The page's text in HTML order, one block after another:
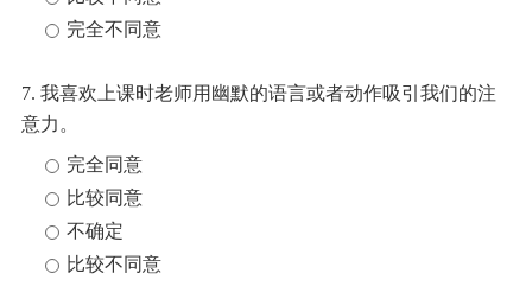
完全不同意
7. 我喜欢上课时老师用幽默的语言或者动作吸引我们的注
意力。
完全同意
比较同意
不确定
比较不同意